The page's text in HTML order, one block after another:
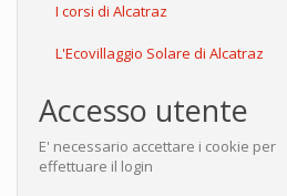
I corsi di Alcatraz
L'Ecovillaggio Solare di Alcatraz
Accesso utente
E' necessario accettare i cookie per
effettuare il login